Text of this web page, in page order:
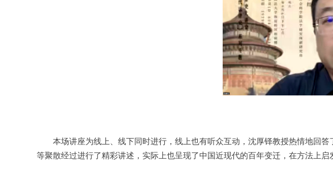
本场讲座为线上、线下同时进行，线上也有听众互动，沈厚铎教授热情地回
等聚散经过进行了精彩讲述，实际上也呈现了中国近现代的百年变迁，在方法上